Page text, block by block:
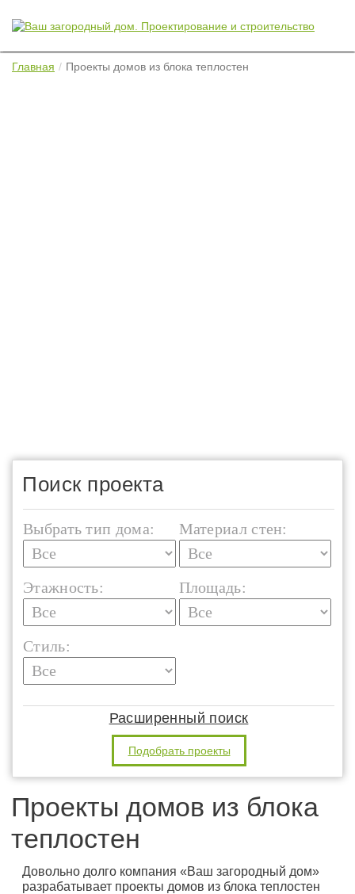
Главная Проекты домов из блока теплостен
Поиск проекта
Выбрать тип дома: Материал стен:
Этажность: Площадь:
Стиль:
Расширенный поиск
Подобрать проекты
Проекты домов из блока
теплостен
Довольно долго компания «Ваш загородный дом»
разрабатывает проекты домов из блока теплостен